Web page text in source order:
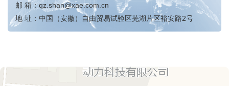
邮 箱：qz.shan@xae.com.cn
地 址：中国（安徽）自由贸易试验区芜湖片区裕安路2号